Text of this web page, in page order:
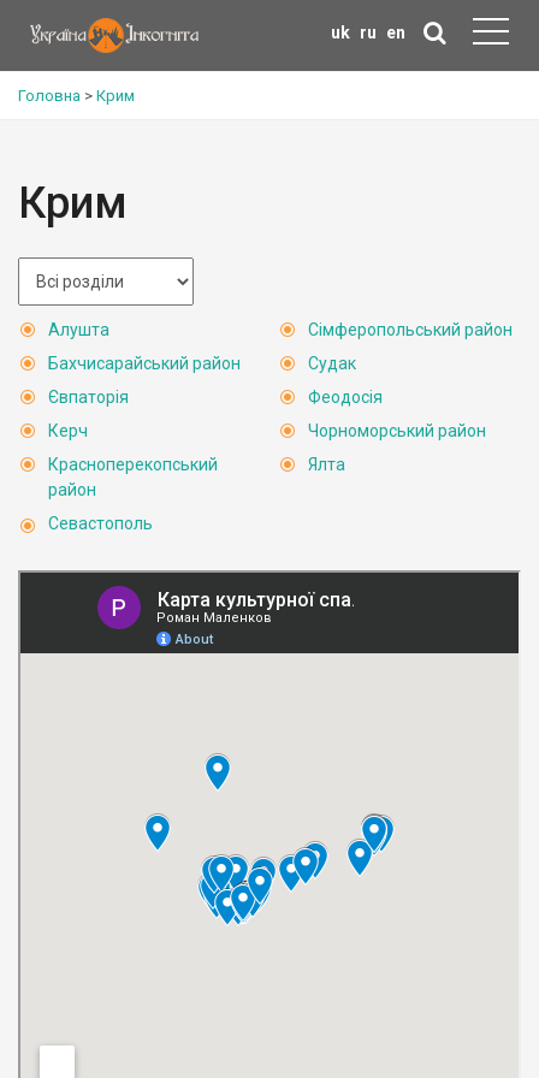
uk ru en
Головна > Крим
Крим
Алушта
Бахчисарайський район
Євпаторія
Керч
Красноперекопський
район
Севастополь
Сімферопольський район
Судак
Феодосія
Чорноморський район
Ялта